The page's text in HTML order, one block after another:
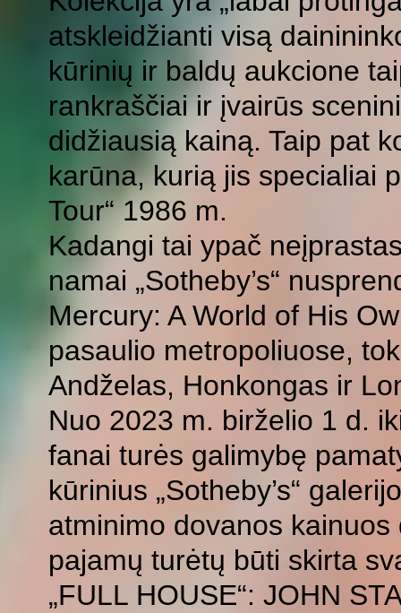
atskleidžianti visą
kūrinių ir baldų aukcione
rankraščiai ir įvairūs
didžiausią kainą. Taip pat
karūna, kurią jis specialiai
Tour“ 1986 m.
Kadangi tai ypač
namai „Sotheby’s“
Mercury: A World of His
pasaulio metropoliuose,
Andželas, Honkongas ir
Nuo 2023 m. birželio 1 d.
fanai turės galimybę
kūrinius „Sotheby’s“
atminimo dovanos
pajamų turėtų būti skirta
„FULL HOUSE“: JOHN